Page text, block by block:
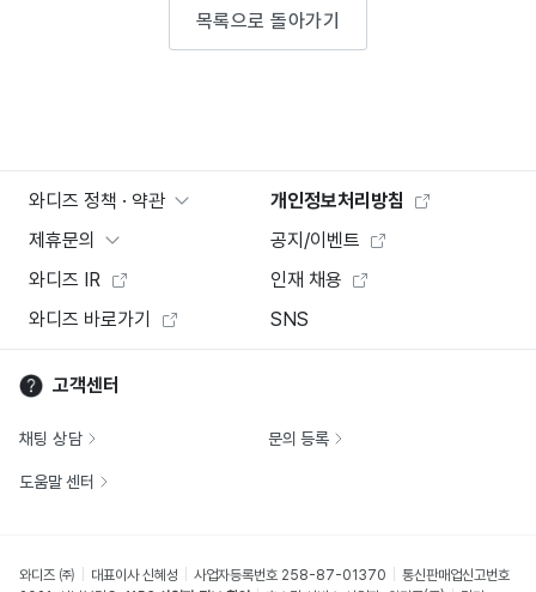
목록으로 돌아가기
와디즈 정책 · 약관
개인정보처리방침
제휴문의
공지/이벤트
와디즈 IR
인재 채용
와디즈 바로가기
SNS
고객센터
채팅 상담 문의 등록
도움말 센터
와디즈 ㈜ 대표이사 신혜성 사업자등록번호 258-87-01370
통신판매업신고번호